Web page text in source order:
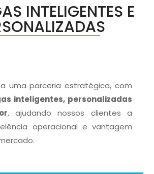
INTELIGENTES E
uma parceria estratégica, com
inteligentes, personalizadas
, ajudando nossos clientes a
operacional e vantagem